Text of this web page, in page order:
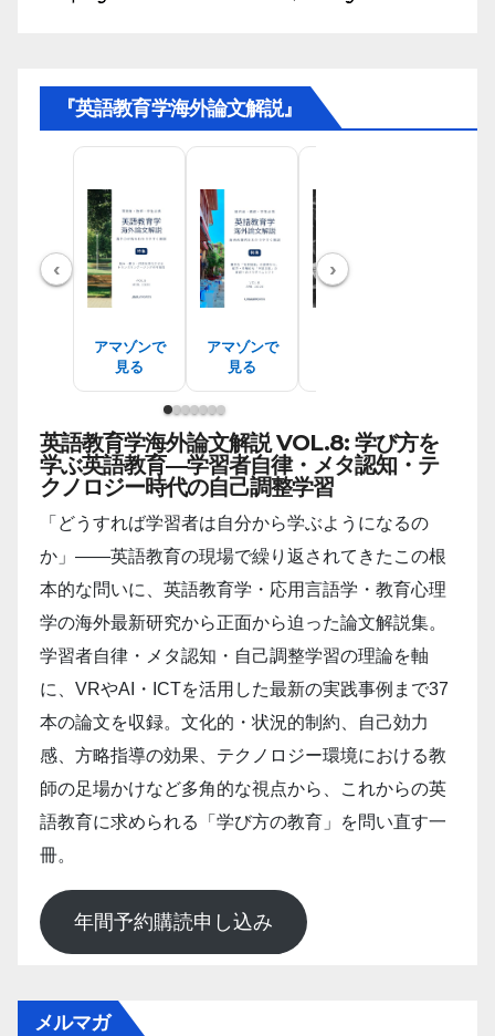
『英語教育学海外論文解説』
‹
アマゾンで
見る
アマゾンで
見る
›
英語教育学海外論文解説 VOL.8: 学び方を
学ぶ英語教育―学習者自律・メタ認知・テ
クノロジー時代の自己調整学習
「どうすれば学習者は自分から学ぶようになるの
か」――英語教育の現場で繰り返されてきたこの根
本的な問いに、英語教育学・応用言語学・教育心理
学の海外最新研究から正面から迫った論文解説集。
学習者自律・メタ認知・自己調整学習の理論を軸
に、VRやAI・ICTを活用した最新の実践事例まで37
本の論文を収録。文化的・状況的制約、自己効力
感、方略指導の効果、テクノロジー環境における教
師の足場かけなど多角的な視点から、これからの英
語教育に求められる「学び方の教育」を問い直す一
冊。
年間予約購読申し込み
メルマガ